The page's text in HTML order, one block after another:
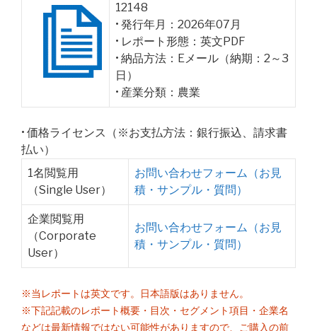
12148
• 発行年月：2026年07月
• レポート形態：英文PDF
• 納品方法：Eメール（納期：2～3
日）
• 産業分類：農業
• 価格ライセンス（※お支払方法：銀行振込、請求書
払い）
1名閲覧用
（Single User）
お問い合わせフォーム（お見
積・サンプル・質問）
企業閲覧用
（Corporate
User）
お問い合わせフォーム（お見
積・サンプル・質問）
※当レポートは英文です。日本語版はありません。
※下記記載のレポート概要・目次・セグメント項目・企業名
などは最新情報ではない可能性がありますので、ご購入の前